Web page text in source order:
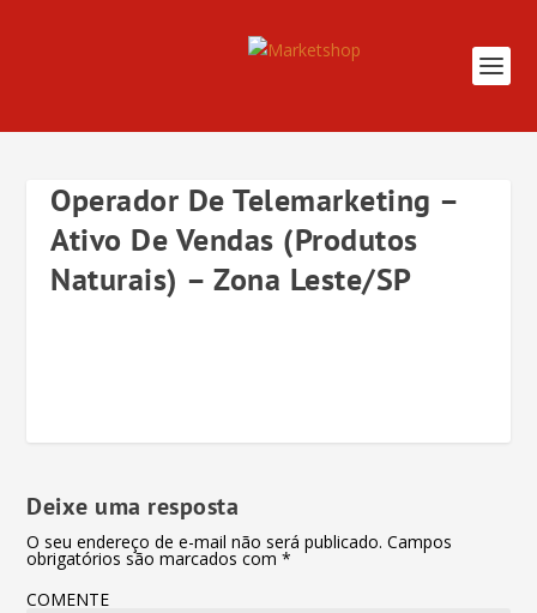
Operador De Telemarketing –
Ativo De Vendas (Produtos
Naturais) – Zona Leste/SP
Deixe uma resposta
O seu endereço de e-mail não será publicado. Campos
obrigatórios são marcados com*
COMENTE